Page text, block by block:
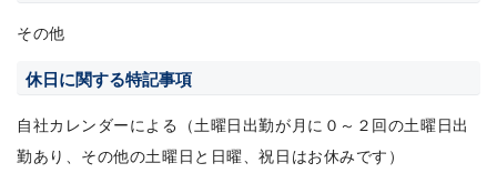
その他
休日に関する特記事項
自社カレンダーによる（土曜日出勤が月に０～２回の土曜日出
勤あり、その他の土曜日と日曜、祝日はお休みです）